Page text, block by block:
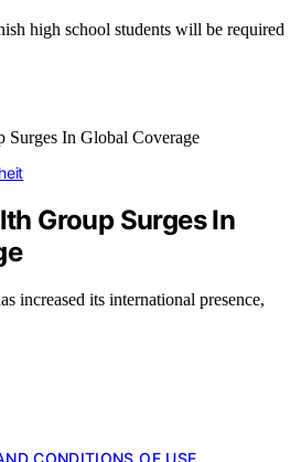
high school students will be required
Group Surges In
increased its international presence,